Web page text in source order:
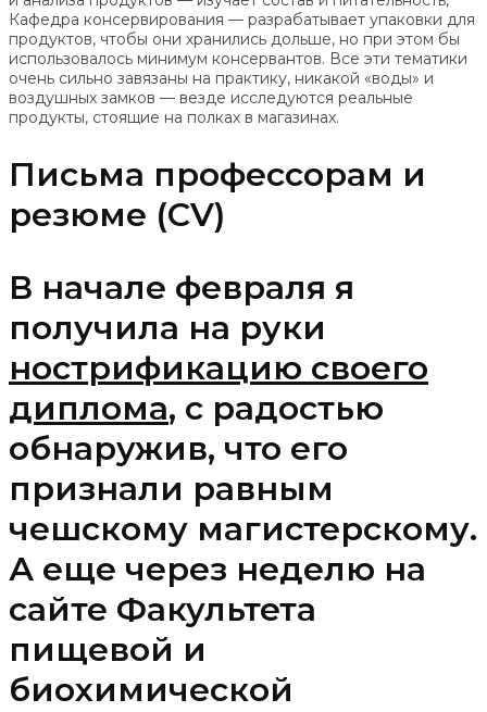
Кафедра консервирования — разрабатывает упаковки для
продуктов, чтобы они хранились дольше, но при этом бы
использовалось минимум консервантов. Все эти тематики
очень сильно завязаны на практику, никакой «воды» и
воздушных замков — везде исследуются реальные
продукты, стоящие на полках в магазинах.
Письма профессорам и
резюме (CV)
В начале февраля я
получила на руки
нострификацию своего
диплома, с радостью
обнаружив, что его
признали равным
чешскому магистерскому.
А еще через неделю на
сайте Факультета
пищевой и
биохимической